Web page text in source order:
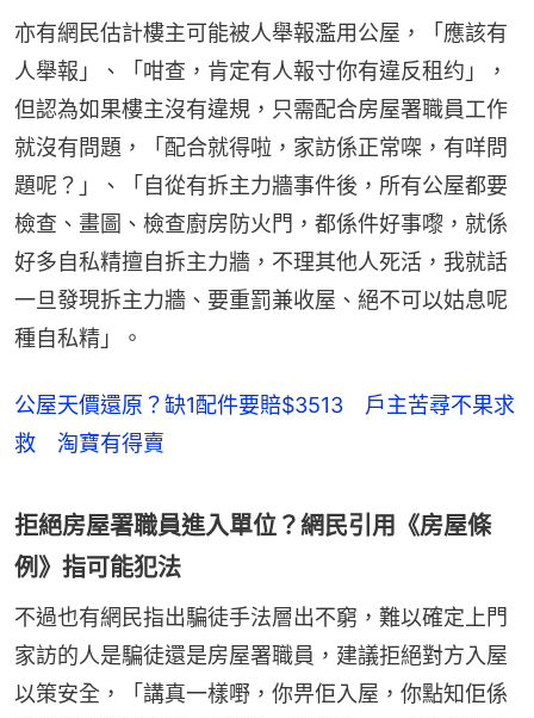
亦有網民估計樓主可能被人舉報濫用公屋，「應該有
人舉報」、「咁查，肯定有人報寸你有違反租约」，
但認為如果樓主沒有違規，只需配合房屋署職員工作
就沒有問題，「配合就得啦，家訪係正常㗎，有咩問
題呢？」、「自從有拆主力牆事件後，所有公屋都要
檢查、畫圖、檢查廚房防火門，都係件好事嚟，就係
好多自私精擅自拆主力牆，不理其他人死活，我就話
一旦發現拆主力牆、要重罰兼收屋、絕不可以姑息呢
種自私精」。
公屋天價還原？缺1配件要賠$3513 戶主苦尋不果求
救 淘寶有得賣
拒絕房屋署職員進入單位？網民引用《房屋條
例》指可能犯法
不過也有網民指出騙徒手法層出不窮，難以確定上門
家訪的人是騙徒還是房屋署職員，建議拒絕對方入屋
以策安全，「講真一樣嘢，你畀佢入屋，你點知佢係